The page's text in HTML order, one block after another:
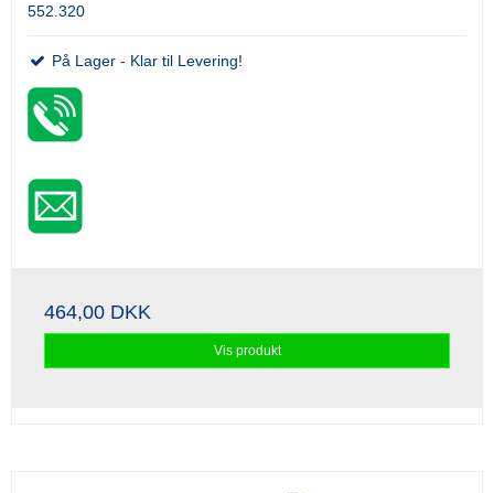
552.320
På Lager - Klar til Levering!
464,00 DKK
Vis produkt